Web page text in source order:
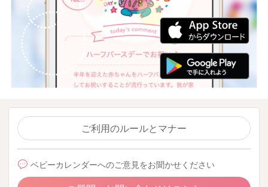
ご利用のルールとマナー
ベビーカレンダーへのご意見をお聞かせください